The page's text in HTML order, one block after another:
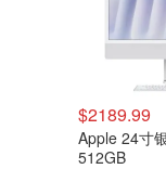
$2189.99
Apple 24寸
512GB